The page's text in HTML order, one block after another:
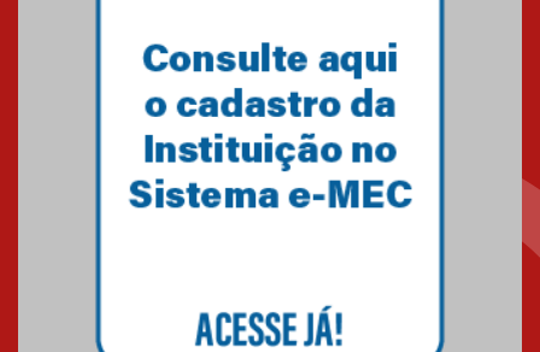
Como o Colégio Mackenzie
Brasília prepara seus
estudantes para o PAS antes
mesmo do Ensino Médio
04.08.2026